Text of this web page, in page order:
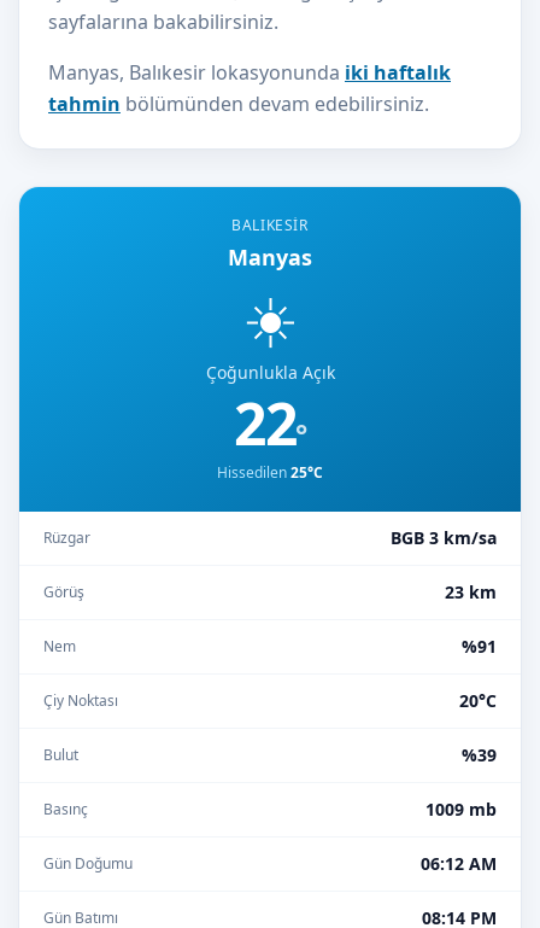
BALIKESIR
Manyas
☀️
Çoğunlukla Açık
22°
Hissedilen25°C
Rüzgar BGB 3 km/sa
Görüş 23 km
Nem %91
Çiy Noktası 20°C
Bulut %39
Basınç 1009 mb
Gün Doğumu 06:12 AM
Gün Batımı 08:14 PM
sayfalarına bakabilirsiniz.
Manyas, Balıkesir lokasyonunda iki haftalık
tahmin bölümünden devam edebilirsiniz.